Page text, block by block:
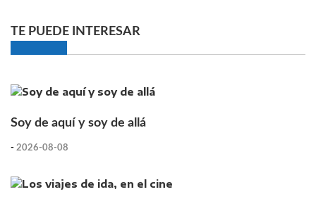
TE PUEDE INTERESAR
Soy de aquí y soy de allá
- 2026-08-08